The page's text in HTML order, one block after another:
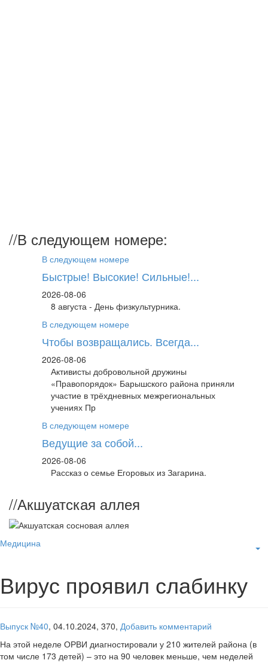
//В следующем номере:
В следующем номере
Быстрые! Высокие! Сильные!...
2026-08-06
8 августа - День физкультурника.
В следующем номере
Чтобы возвращались. Всегда...
2026-08-06
Активисты добровольной дружины
«Правопорядок» Барышского района приняли
участие в трёхдневных межрегиональных
учениях Пр
В следующем номере
Ведущие за собой...
2026-08-06
Рассказ о семье Егоровых из Загарина.
//Акшуатская аллея
Медицина
Вирус проявил слабинку
Выпуск №40, 04.10.2024, 370, Добавить комментарий
На этой неделе ОРВИ диагностировали у 210 жителей района (в
том числе 173 детей) – это на 90 человек меньше, чем неделей